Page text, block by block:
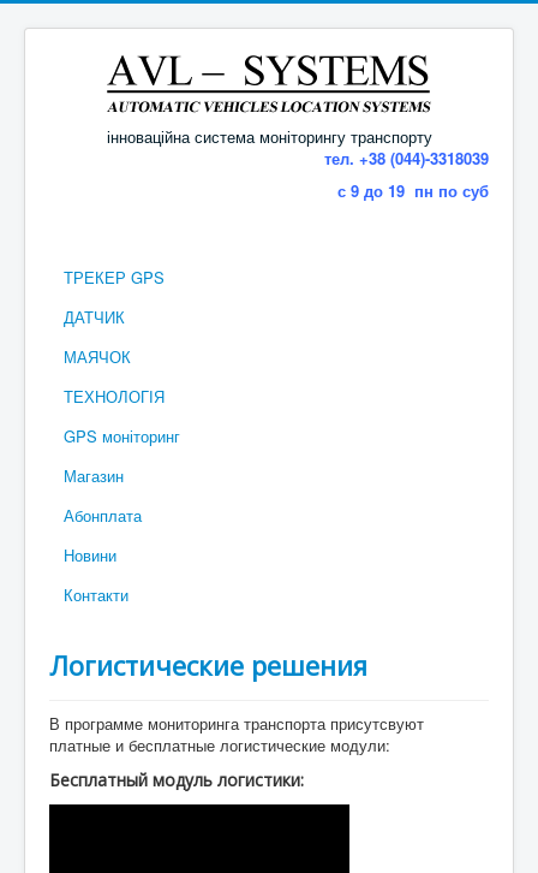
інноваційна система моніторингу транспорту
тел. +38 (044)-3318039
с 9 до 19 пн по суб
ТРЕКЕР GPS
ДАТЧИК
МАЯЧОК
ТЕХНОЛОГІЯ
GPS моніторинг
Магазин
Абонплата
Новини
Контакти
Логистические решения
В программе мониторинга транспорта присутсвуют
платные и бесплатные логистические модули:
Бесплатный модуль логистики: